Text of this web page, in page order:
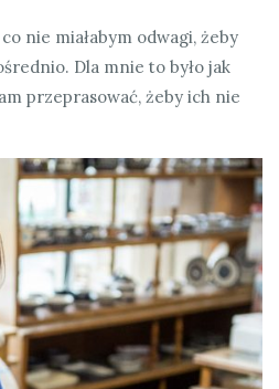
nie miałabym odwagi, żeby
Dla mnie to było jak
przeprasować, żeby ich nie